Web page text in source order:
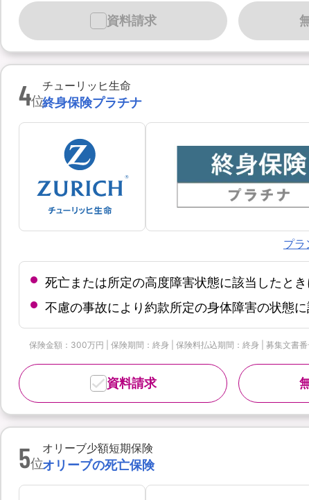
資料請求
4位
チューリッヒ生命
終身保険プラチナ
プラ
死亡または所定の高度障害状態に該当したと
不慮の事故により約款所定の身体障害の状態
保険金額：300万円 | 保険期間：終身 | 保険料払込期間：終身 | 募集文書
資料請求
5位
オリーブ少額短期保険
オリーブの死亡保険